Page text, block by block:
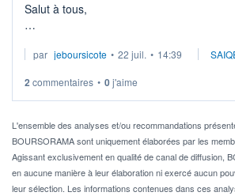
Salut à tous,
via un ETF plutôt que des actions
Idéalement, je voudrais qu'il soit éligible au
Pour l' ...
par jeboursicote • 22 juil. • 14:39
2 commentaires • 0j'aime
L'ensemble des analyses et/ou recommandations
BOURSORAMA sont uniquement élaborées par les
Agissant exclusivement en qualité de canal de diffusion,
en aucune manière à leur élaboration ni exercé aucun
leur sélection. Les informations contenues dans ces